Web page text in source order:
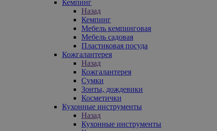
Кемпинг
Назад
Кемпинг
Мебель кемпинговая
Мебель садовая
Пластиковая посуда
Кожгалантерея
Назад
Кожгалантерея
Сумки
Зонты, дождевики
Косметички
Кухонные инструменты
Назад
Кухонные инструменты